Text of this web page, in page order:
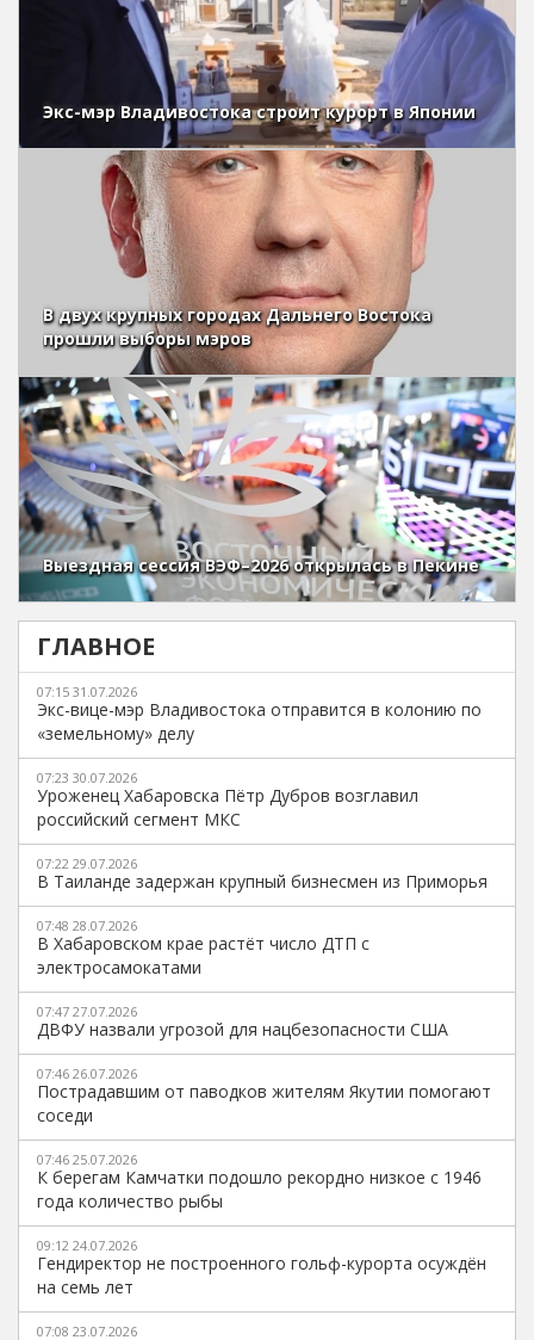
Экс-мэр Владивостока строит курорт в Японии
В двух крупных городах Дальнего Востока
прошли выборы мэров
Выездная сессия ВЭФ–2026 открылась в Пекине
ГЛАВНОЕ
07:15 31.07.2026
Экс-вице-мэр Владивостока отправится в колонию по
«земельному» делу
07:23 30.07.2026
Уроженец Хабаровска Пётр Дубров возглавил
российский сегмент МКС
07:22 29.07.2026
В Таиланде задержан крупный бизнесмен из Приморья
07:48 28.07.2026
В Хабаровском крае растёт число ДТП с
электросамокатами
07:47 27.07.2026
ДВФУ назвали угрозой для нацбезопасности США
07:46 26.07.2026
Пострадавшим от паводков жителям Якутии помогают
соседи
07:46 25.07.2026
К берегам Камчатки подошло рекордно низкое с 1946
года количество рыбы
09:12 24.07.2026
Гендиректор не построенного гольф-курорта осуждён
на семь лет
07:08 23.07.2026